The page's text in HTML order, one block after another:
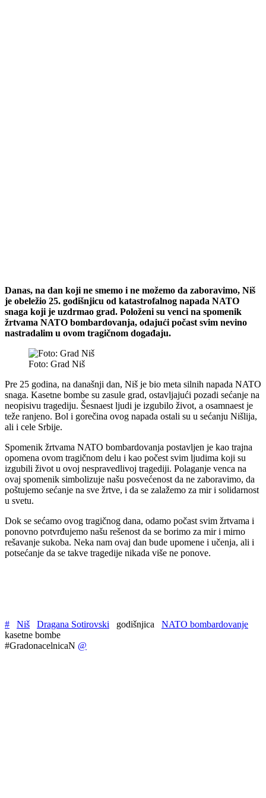
Danas, na dan koji ne smemo i ne možemo da zaboravimo, Niš
je obeležio 25. godišnjicu od katastrofalnog napada NATO
snaga koji je uzdrmao grad. Položeni su venci na spomenik
žrtvama NATO bombardovanja, odajući počast svim nevino
nastradalim u ovom tragičnom događaju.
Foto: Grad Niš
Pre 25 godina, na današnji dan, Niš je bio meta silnih napada NATO
snaga. Kasetne bombe su zasule grad, ostavljajući pozadi sećanje na
neopisivu tragediju. Šesnaest ljudi je izgubilo život, a osamnaest je
teže ranjeno. Bol i gorečina ovog napada ostali su u sećanju Nišlija,
ali i cele Srbije.
Spomenik žrtvama NATO bombardovanja postavljen je kao trajna
opomena ovom tragičnom delu i kao počest svim ljudima koji su
izgubili život u ovoj nespravedlivoj tragediji. Polaganje venca na
ovaj spomenik simbolizuje našu posvećenost da ne zaboravimo, da
poštujemo sećanje na sve žrtve, i da se zalažemo za mir i solidarnost
u svetu.
Dok se sećamo ovog tragičnog dana, odamo počast svim žrtvama i
ponovno potvrđujemo našu rešenost da se borimo za mir i mirno
rešavanje sukoba. Neka nam ovaj dan bude upomene i učenja, ali i
potsećanje da se takve tragedije nikada više ne ponove.
# Niš Dragana Sotirovski godišnjica
NATO bombardovanje
kasetne bombe
#GradonacelnicaN @